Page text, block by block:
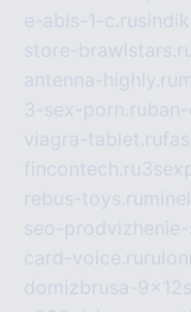
e-abis-1-c.ru
store-
antenna-highly.ru
3-sex-porn.ru
viagra-tablet.ru
fincontech.ru
rebus-toys.ru
seo-
card-voice.ru
domizbrusa-